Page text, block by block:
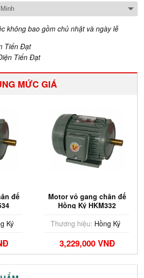
không bao gồm chủ nhật và ngày lễ
Tiến Đạt
Tiến Đạt
MỨC GIÁ
đế
Ký
Motor vỏ gang chân đế
Hồng Ký HKM332
Thương hiệu: Hồng Ký
3,229,000 VNĐ